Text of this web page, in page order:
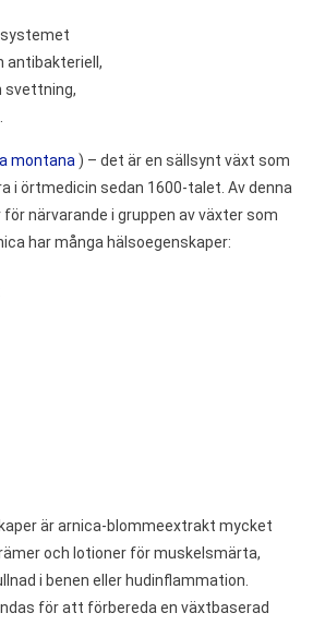
antibakteriell,
svettning,
montana ) – det är en sällsynt växt som
i örtmedicin sedan 1600-talet. Av denna
närvarande i gruppen av växter som
har många hälsoegenskaper:
är arnica-blommeextrakt mycket
och lotioner för muskelsmärta,
i benen eller hudinflammation.
för att förbereda en växtbaserad